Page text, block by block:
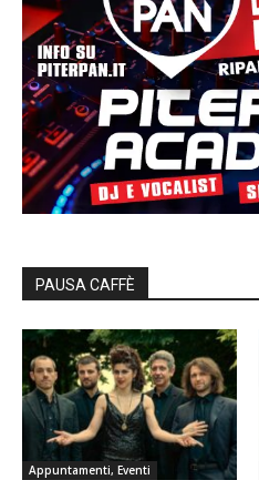
PAUSA CAFFÈ
Appuntamenti, Eventi